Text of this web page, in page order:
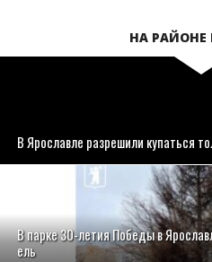
НА РАЙОНЕ
В Ярославле разрешили купаться
В парке 30-летия Победы в
ель